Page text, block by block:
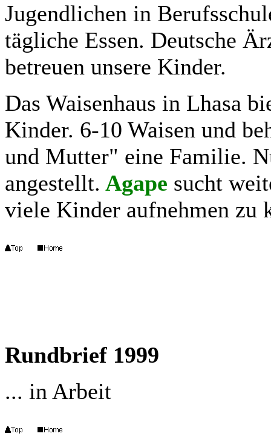
Jugendlichen in
tägliche Essen. Deutsche
betreuen unsere Kinder.
Das Waisenhaus in Lhasa
Kinder. 6-10 Waisen und
und Mutter" eine Familie.
angestellt. Agape sucht
viele Kinder aufnehmen zu
Rundbrief 1999
... in Arbeit